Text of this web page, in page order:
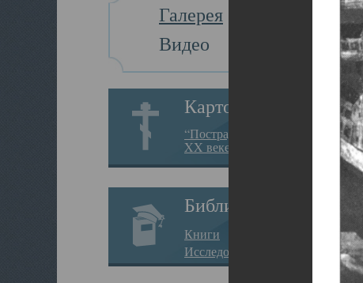
Галерея
Видео
Картотека
“Пострадавшие за веру в
XX веке на Севере”
Библиотека
Книги
Исследования